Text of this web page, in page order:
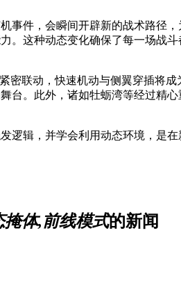
事件，会瞬间开辟新的战术路径
。这种动态变化确保了每一场战
密联动，快速机动与侧翼穿插将
。此外，诸如牡蛎湾等经过精心
逻辑，并学会利用动态环境，是
掩体,前线模式的新闻